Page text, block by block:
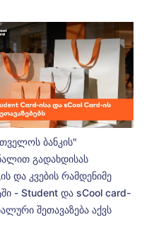
ბანკის"
გადახდისას
და კვების რამდენიმე
- Student და sCool card-
შეთავაზება აქვს